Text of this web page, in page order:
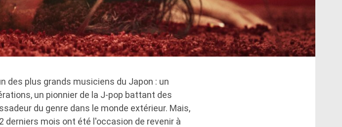
des plus grands musiciens du Japon : un
un pionnier de la J-pop battant des
du genre dans le monde extérieur. Mais,
derniers mois ont été l'occasion de revenir à